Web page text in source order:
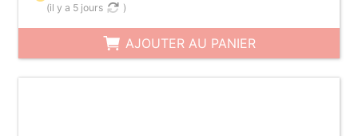
(il y a 5 jours )
AJOUTER AU PANIER